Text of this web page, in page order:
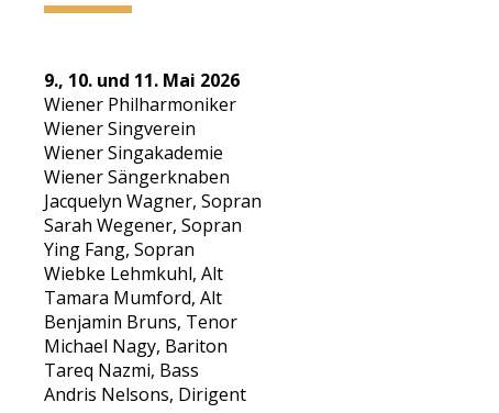
9., 10. und 11. Mai 2026
Wiener Philharmoniker
Wiener Singverein
Wiener Singakademie
Wiener Sängerknaben
Jacquelyn Wagner, Sopran
Sarah Wegener, Sopran
Ying Fang, Sopran
Wiebke Lehmkuhl, Alt
Tamara Mumford, Alt
Benjamin Bruns, Tenor
Michael Nagy, Bariton
Tareq Nazmi, Bass
Andris Nelsons, Dirigent